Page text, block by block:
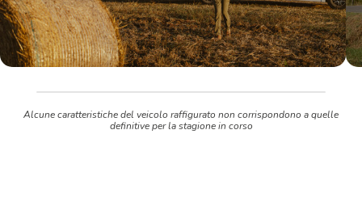
Alcune caratteristiche del veicolo raffigurato non corrispondono a quelle
definitive per la stagione in corso